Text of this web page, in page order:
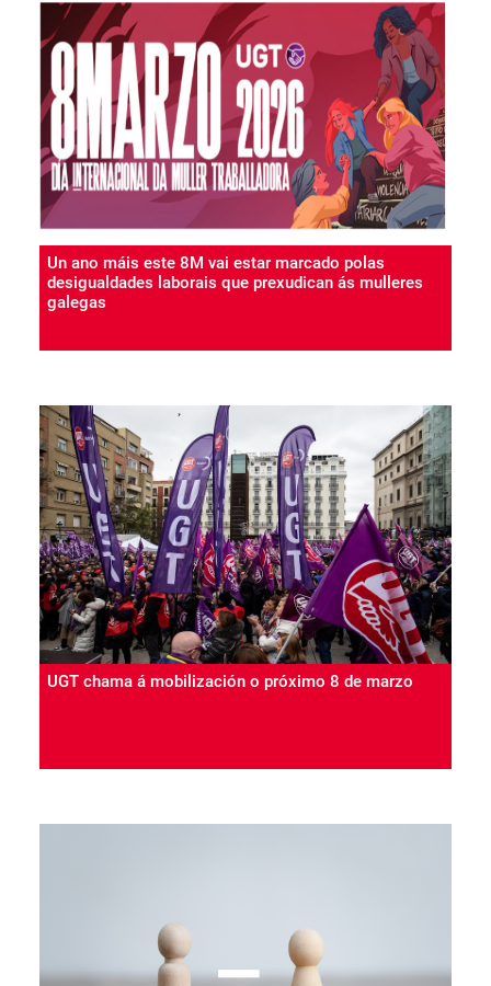
Un ano máis este 8M vai estar marcado polas
desigualdades laborais que prexudican ás mulleres
galegas
02 Mar 2026
Taxas de actividade máis baixas, menor ocupación,
segregación horizontal e vertical, máis parcialidade,
máis paro e un suspenso absoluto para os fogares
galegos en materia de corresponsabilidade
UGT chama á mobilización o próximo 8 de marzo
25 Feb 2026
a igualdade real e efectiva entre mulleres e homes, a
corresponsabilidade nos coidados e a erradicación
das violencias machistas en todos os ámbitos da